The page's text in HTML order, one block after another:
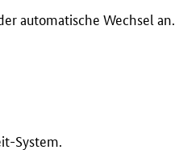
automatische Wechsel an.
System.